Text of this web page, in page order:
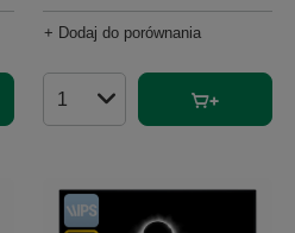
+ Dodaj do porównania
Ilość produktów